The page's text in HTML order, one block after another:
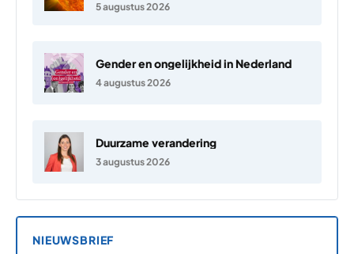
5 augustus 2026
Gender en ongelijkheid in Nederland
4 augustus 2026
Duurzame verandering
3 augustus 2026
NIEUWSBRIEF